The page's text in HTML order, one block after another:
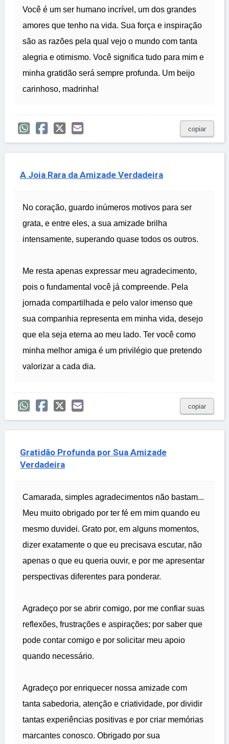
Você é um ser humano incrível, um dos grandes
amores que tenho na vida. Sua força e inspiração
são as razões pela qual vejo o mundo com tanta
alegria e otimismo. Você significa tudo para mim e
minha gratidão será sempre profunda. Um beijo
carinhoso, madrinha!
copiar
A Joia Rara da Amizade Verdadeira
No coração, guardo inúmeros motivos para ser
grata, e entre eles, a sua amizade brilha
intensamente, superando quase todos os outros.
Me resta apenas expressar meu agradecimento,
pois o fundamental você já compreende. Pela
jornada compartilhada e pelo valor imenso que
sua companhia representa em minha vida, desejo
que ela seja eterna ao meu lado. Ter você como
minha melhor amiga é um privilégio que pretendo
valorizar a cada dia.
copiar
Gratidão Profunda por Sua Amizade
Verdadeira
Camarada, simples agradecimentos não bastam...
Meu muito obrigado por ter fé em mim quando eu
mesmo duvidei. Grato por, em alguns momentos,
dizer exatamente o que eu precisava escutar, não
apenas o que eu queria ouvir, e por me apresentar
perspectivas diferentes para ponderar.
Agradeço por se abrir comigo, por me confiar suas
reflexões, frustrações e aspirações; por saber que
pode contar comigo e por solicitar meu apoio
quando necessário.
Agradeço por enriquecer nossa amizade com
tanta sabedoria, atenção e criatividade, por dividir
tantas experiências positivas e por criar memórias
marcantes conosco. Obrigado por sua